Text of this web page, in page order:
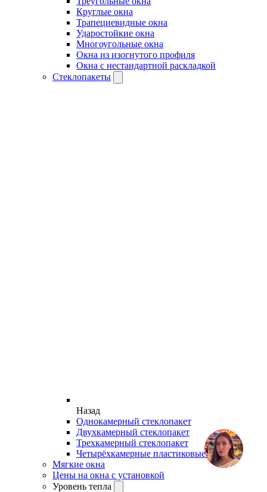
Круглые окна
Трапециевидные окна
Ударостойкие окна
Многоугольные окна
Окна из изогнутого профиля
Окна с нестандартной раскладкой
Стеклопакеты
Назад
Однокамерный стеклопакет
Двухкамерный стеклопакет
Трехкамерный стеклопакет
Четырёхкамерные пластиковые окна
Мягкие окна
Цены на окна с установкой
Уровень тепла